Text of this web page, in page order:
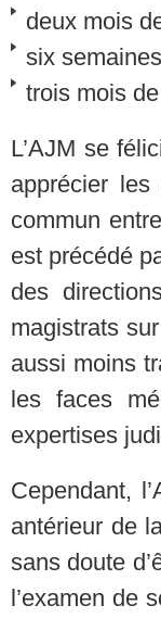
deux mois
six
trois mois
L’AJM se
apprécier
commun
est précédé
des
magistrats
aussi moins
les faces
expertises
Cependant,
antérieur de
sans doute
l’examen de